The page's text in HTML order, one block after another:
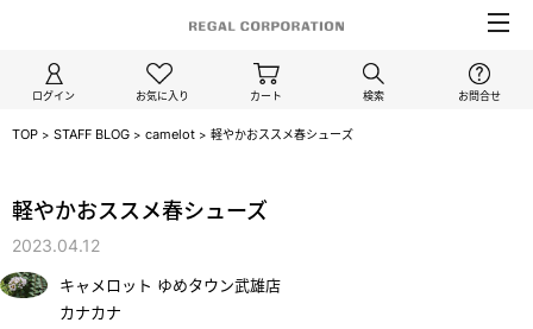
ログイン お気に入り カート 検索 お問合せ
TOP > STAFF BLOG > camelot > 軽やかおススメ春シューズ
軽やかおススメ春シューズ
2023.04.12
キャメロット ゆめタウン武雄店
カナカナ